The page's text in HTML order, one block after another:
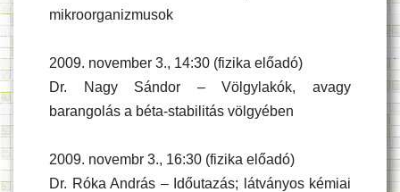
mikroorganizmusok
2009. november 3., 14:30 (fizika előadó)
Dr. Nagy Sándor – Völgylakók, avagy
barangolás a béta-stabilitás völgyében
2009. novembr 3., 16:30 (fizika előadó)
Dr. Róka András – Időutazás; látványos kémiai